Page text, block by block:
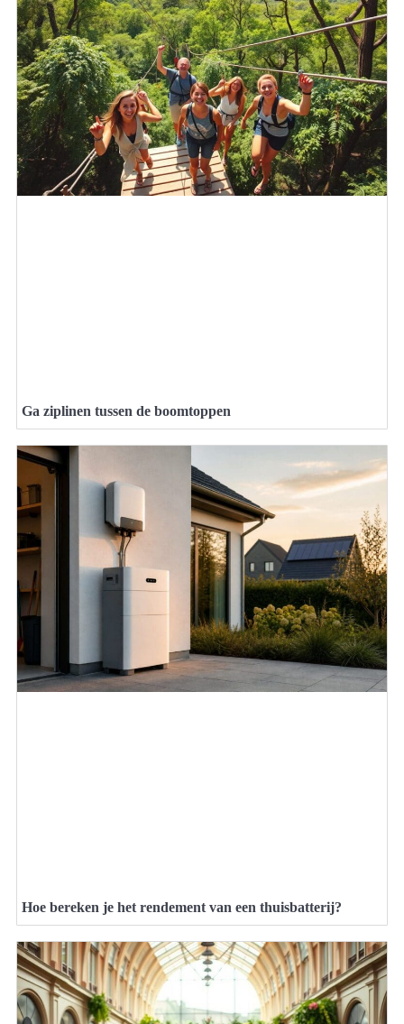
Ga ziplinen tussen de boomtoppen
Hoe bereken je het rendement van een thuisbatterij?